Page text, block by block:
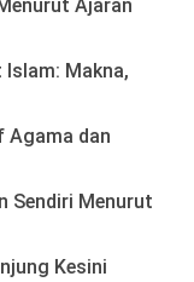
Ajaran
Makna,
Agama dan
Sendiri Menurut
Kesini